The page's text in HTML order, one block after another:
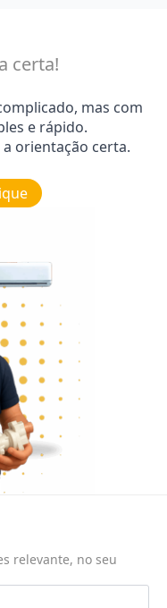
certa!
mas com
e rápido.
orientação certa.
relevante, no seu